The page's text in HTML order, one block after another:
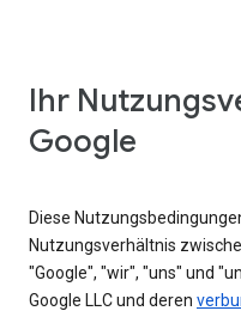
Ihr
Google
Diese
Nutzungsverhältnis
"Google", "wir", "uns" und
Google LLC und deren